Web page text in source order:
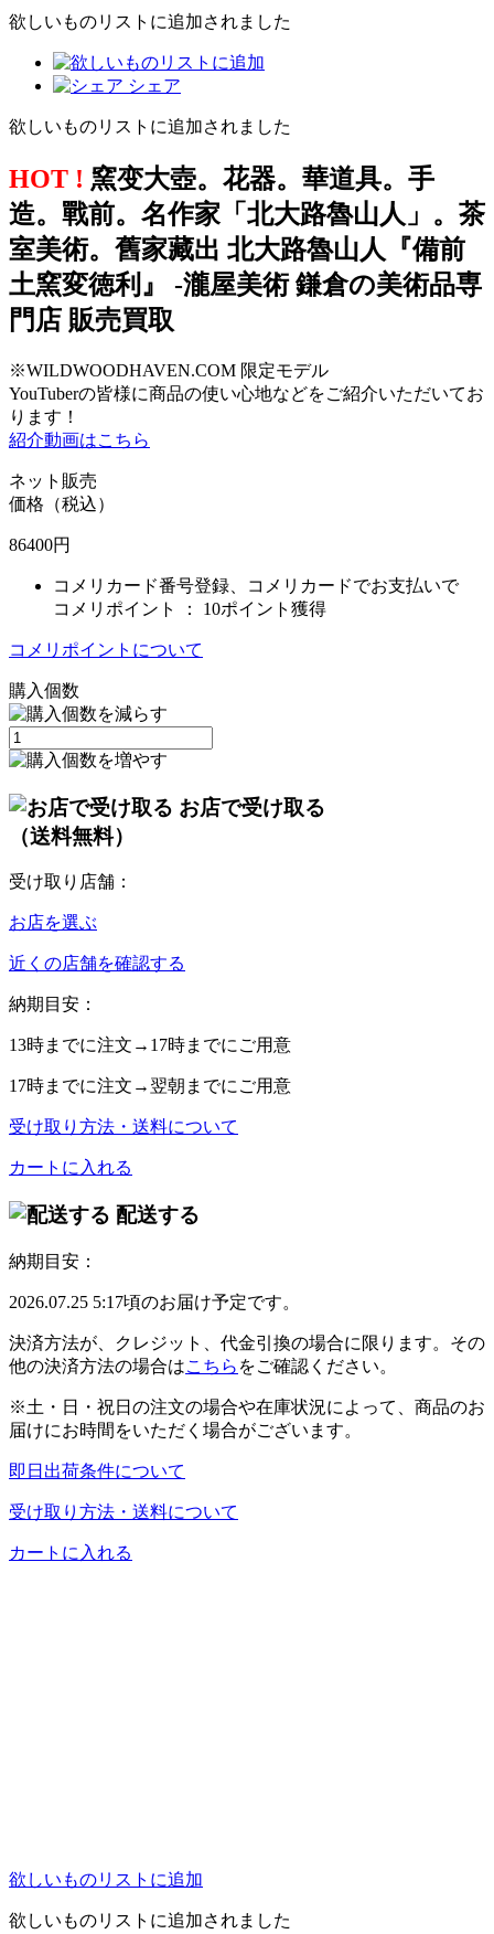
欲しいものリストに追加されました
シェア
欲しいものリストに追加されました
HOT ! 窯变大壺。花器。華道具。手
造。戰前。名作家「北大路魯山人」。茶
室美術。舊家藏出 北大路魯山人『備前
土窯変徳利』 -瀧屋美術 鎌倉の美術品専
門店 販売買取
※WILDWOODHAVEN.COM 限定モデル
YouTuberの皆様に商品の使い心地などをご紹介いただいてお
ります！
紹介動画はこちら
ネット販売
価格（税込）
86400円
コメリカード番号登録、コメリカードでお支払いで
コメリポイント ： 10ポイント獲得
コメリポイントについて
購入個数
お店で受け取る
（送料無料）
受け取り店舗：
お店を選ぶ
近くの店舗を確認する
納期目安：
13時までに注文→ 17時までにご用意
17時までに注文→ 翌朝 までにご用意
受け取り方法・送料について
カートに入れる
配送する
納期目安：
2026.07.25 5:17頃のお届け予定です。
決済方法が、クレジット、代金引換の場合に限ります。その
他の決済方法の場合はこちら をご確認ください。
※土・日・祝日の注文の場合や在庫状況によって、商品のお
届けにお時間をいただく場合がございます。
即日出荷条件について
受け取り方法・送料について
カートに入れる
欲しいものリストに追加
欲しいものリストに追加されました